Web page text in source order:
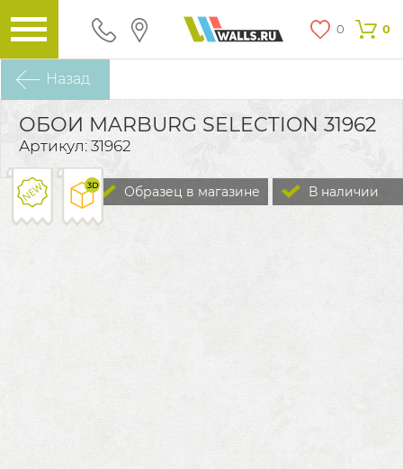
0 0
Назад
ОБОИ MARBURG SELECTION 31962
Артикул: 31962
В наличии
Образец в магазине